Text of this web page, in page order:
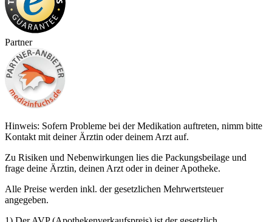
Partner
Hinweis: Sofern Probleme bei der Medikation auftreten, nimm bitte
Kontakt mit deiner Ärztin oder deinem Arzt auf.
Zu Risiken und Nebenwirkungen lies die Packungsbeilage und
frage deine Ärztin, deinen Arzt oder in deiner Apotheke.
Alle Preise werden inkl. der gesetzlichen Mehrwertsteuer
angegeben.